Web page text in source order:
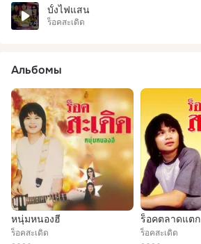
บั้งไฟแสน
ร็อคสะเดิด
Альбомы
หนุ่มหนองฮี
ร็อคสะเดิด
ร็อคตลาดแตก
ร็อคสะเดิด